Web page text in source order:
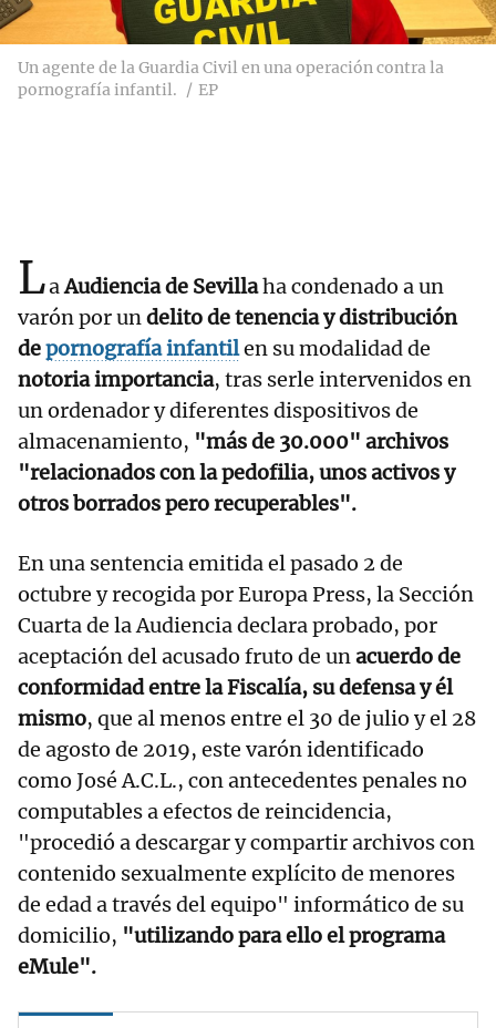
Un agente de la Guardia Civil en una operación contra la
pornografía infantil.
EP
LaAudiencia de Sevillaha condenado a un
varón por undelito de tenencia y distribución
depornografía infantilen su modalidad de
notoria importancia, tras serle intervenidos en
un ordenador y diferentes dispositivos de
almacenamiento, "más de 30.000" archivos
"relacionados con la pedofilia, unos activos y
otros borrados pero recuperables".
En una sentencia emitida el pasado 2 de
octubre y recogida por Europa Press, la Sección
Cuarta de la Audiencia declara probado, por
aceptación del acusado fruto de unacuerdo de
conformidad entre la Fiscalía, su defensa y él
mismo, que al menos entre el 30 de julio y el 28
de agosto de 2019, este varón identificado
como José A.C.L., con antecedentes penales no
computables a efectos de reincidencia,
"procedió a descargar y compartir archivos con
contenido sexualmente explícito de menores
de edad a través del equipo" informático de su
domicilio, "utilizando para ello el programa
eMule".